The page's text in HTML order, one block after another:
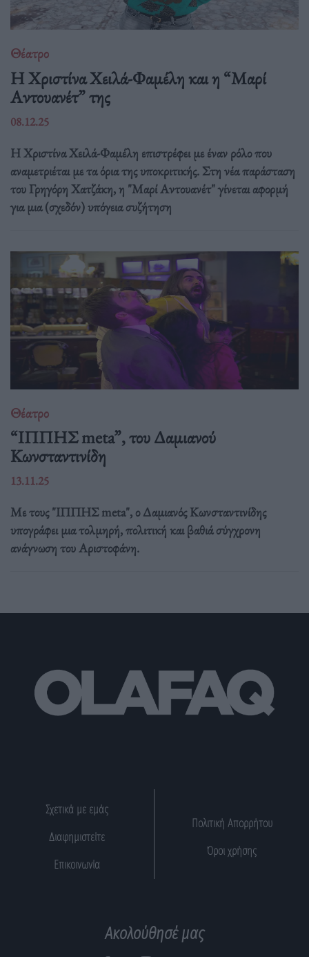
Θέατρο
Η Χριστίνα Χειλά-Φαμέλη και η “Μαρί
Αντουανέτ” της
08.12.25
Η Χριστίνα Χειλά-Φαμέλη επιστρέφει με έναν ρόλο που
αναμετριέται με τα όρια της υποκριτικής. Στη νέα παράσταση
του Γρηγόρη Χατζάκη, η "Μαρί Αντουανέτ" γίνεται αφορμή
για μια (σχεδόν) υπόγεια συζήτηση
Θέατρο
“ΙΠΠΗΣ meta”, του Δαμιανού
Κωνσταντινίδη
13.11.25
Με τους "ΙΠΠΗΣ meta", ο Δαμιανός Κωνσταντινίδης
υπογράφει μια τολμηρή, πολιτική και βαθιά σύγχρονη
ανάγνωση του Αριστοφάνη.
Σχετικά με εμάς
Διαφημιστείτε
Επικοινωνία
Πολιτική Απορρήτου
Όροι χρήσης
Ακολούθησέ μας